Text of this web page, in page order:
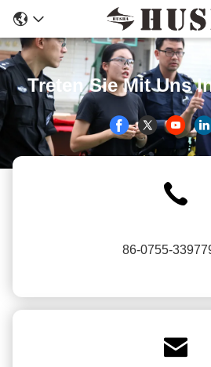
Treten Sie Mit Uns
86-0755-
